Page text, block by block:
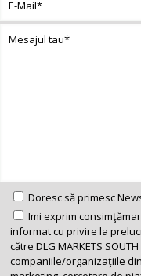
Doresc să primesc
Imi exprim
informat cu privire la
către DLG MARKETS SOUTH
companiile/organizaţiile